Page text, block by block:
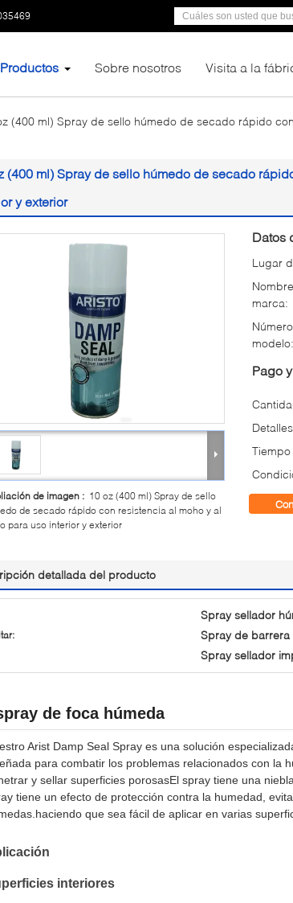
Productos Sobre nosotros Visita a la
(400 ml) Spray de sello húmedo de secado rápido
(400 ml) Spray de sello húmedo de secado
y exterior
de imagen : 10 oz (400 ml) Spray de sello
de secado rápido con resistencia al moho y al
para uso interior y exterior
Datos
Lugar
marca:
modelo:
Pago
detallada del producto
Spray sellador
Spray de
Spray sellador
de foca húmeda
Arist Damp Seal Spray es una solución
para combatir los problemas relacionados con la
y sellar superficies porosasEl spray tiene una
tiene un efecto de protección contra la humedad,
que sea fácil de aplicar en varias
interiores